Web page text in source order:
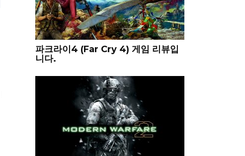
파크라이4 (Far Cry 4) 게임 리뷰입
니다.